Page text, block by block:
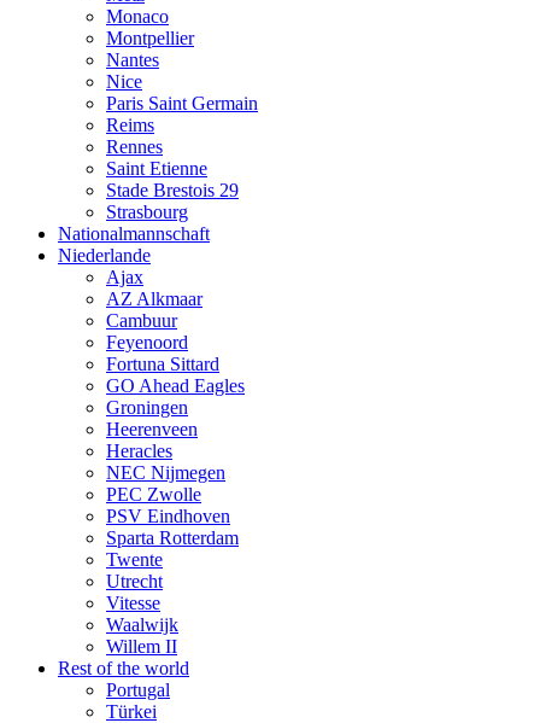
Monaco
Montpellier
Nantes
Nice
Paris Saint Germain
Reims
Rennes
Saint Etienne
Stade Brestois 29
Strasbourg
Nationalmannschaft
Niederlande
Ajax
AZ Alkmaar
Cambuur
Feyenoord
Fortuna Sittard
GO Ahead Eagles
Groningen
Heerenveen
Heracles
NEC Nijmegen
PEC Zwolle
PSV Eindhoven
Sparta Rotterdam
Twente
Utrecht
Vitesse
Waalwijk
Willem II
Rest of the world
Portugal
Türkei